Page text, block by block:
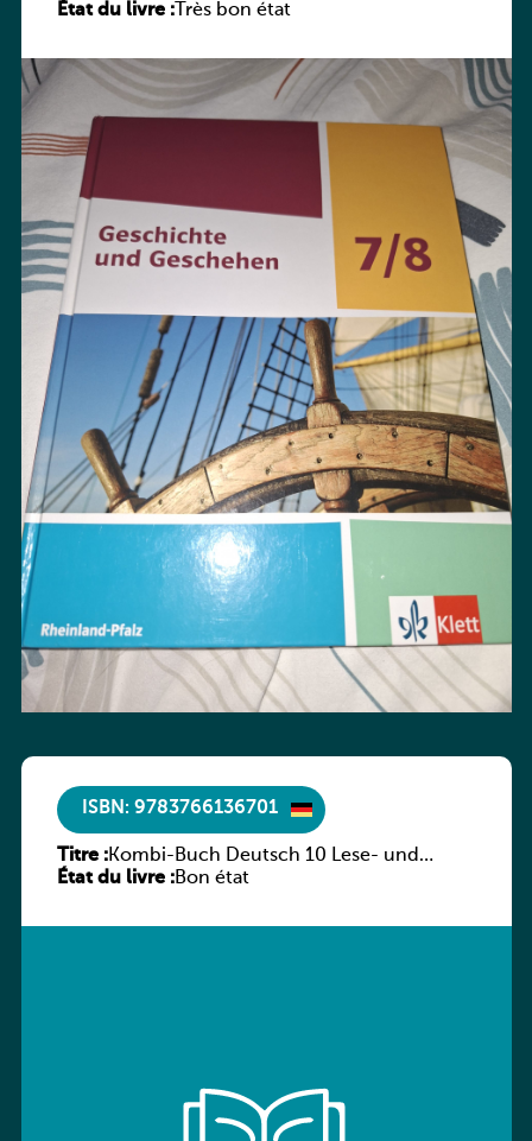
Rheinland-Pfalz
État du livre :Très bon état
ISBN: 9783766136701
Titre :Kombi-Buch Deutsch 10 Lese- und
Sprachbuch
État du livre :Bon état